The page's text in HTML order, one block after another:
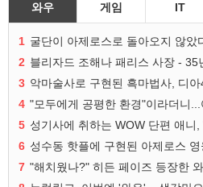
와우 게임 IT
1 굴단이 아제로스로 돌아오지 않았
2 블리자드 조해나 패리스 사장 - 35
3 악마술사로 구현된 흑마법사, 디
4 "모두에게 공평한 환경"이라더니
5 성기사에 취하는 WOW 단편 애니
6
7